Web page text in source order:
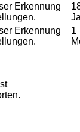
Erkennung
Erkennung
1